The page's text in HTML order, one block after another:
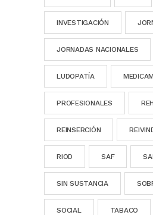
INVESTIGACIÓN
JORNADAS NACIONALES
LUDOPATÍA
PROFESIONALES
REINSERCIÓN
RIOD SAF
SIN SUSTANCIA
SOCIAL TABACO